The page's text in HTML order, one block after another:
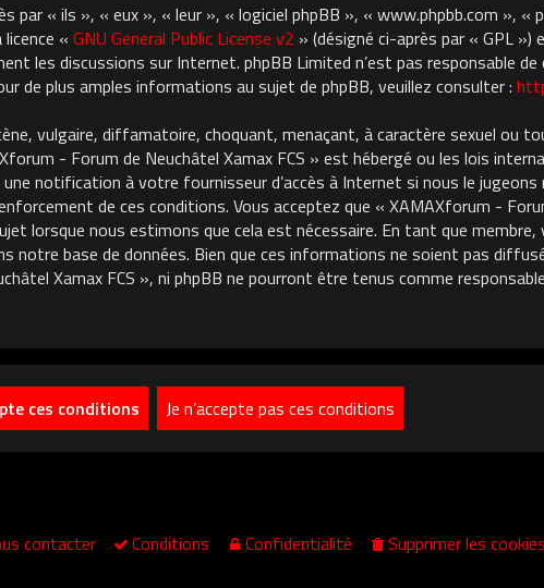
par « ils », « eux », « leur », « logiciel phpBB », « www.phpbb.com », «
« GNU General Public License v2 » (désigné ci-après par « GPL
les discussions sur Internet. phpBB Limited n’est pas responsable
de plus amples informations au sujet de phpBB, veuillez consulter :
vulgaire, diffamatoire, choquant, menaçant, à caractère sexuel ou
- Forum de Neuchâtel Xamax FCS » est hébergé ou les lois
notification à votre fournisseur d’accès à Internet si nous le jugeons
de ces conditions. Vous acceptez que « XAMAXforum -
lorsque nous estimons que cela est nécessaire. En tant que
base de données. Bien que ces informations ne soient pas
Xamax FCS », ni phpBB ne pourront être tenus comme
Supprimer les cookies
Confidentialité
Conditions
contacter